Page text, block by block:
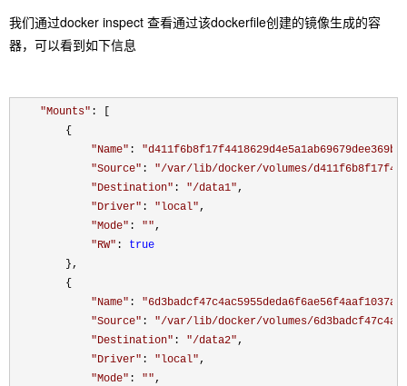
我们通过docker inspect 查看通过该dockerfile创建的镜像生成的容
器，可以看到如下信息
"Mounts" : [
        {
"Name" : "
"Source" : "/var/lib/docker/volumes/
"Destination" : "/data1",
"Driver" : " local",
"Mode" : "",
"RW" : true
        },
        {
"Name" : "
"Source" : "/var/lib/docker/volumes/
"Destination" : "/data2",
"Driver" : " local",
"Mode" : "",